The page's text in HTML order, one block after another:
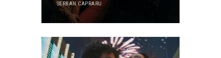
SERBAN CAPRARU